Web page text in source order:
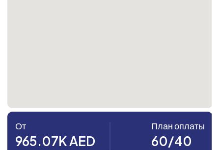
От
965.07K AED
План оплаты
60/40